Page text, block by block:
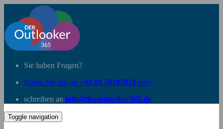
Sie haben Fragen?
Rufen Sie uns an +49 89 54197824 oder
schreiben an info@deroutlooker365.de
Toggle navigation